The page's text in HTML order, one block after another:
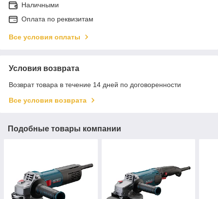
Наличными
Оплата по реквизитам
Все условия оплаты
Условия возврата
Возврат товара в течение 14 дней по договоренности
Все условия возврата
Подобные товары компании